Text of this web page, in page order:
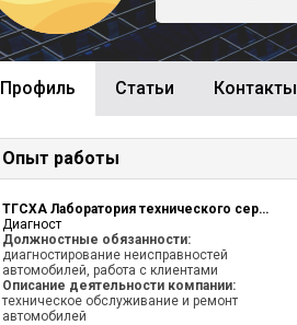
Профиль Cтатьи Контакты
Опыт работы
ТГСХА Лаборатория технического сервиса
Диагност
Должностные обязанности:
диагностирование неисправностей
автомобилей, работа с клиентами
Описание деятельности компании:
техническое обслуживание и ремонт
автомобилей